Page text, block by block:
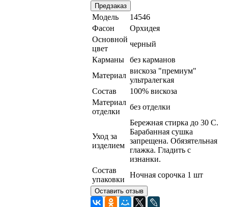
Предзаказ
Модель
14546
Фасон
Орхидея
Основной
цвет
черный
Карманы
без карманов
Материал
вискоза "премиум"
ультралегкая
Состав
100% вискоза
Материал
отделки
без отделки
Уход за
изделием
Бережная стирка до 30 C.
Барабанная сушка
запрещена. Обязятельная
глажка. Гладить с
изнанки.
Состав
упаковки
Ночная сорочка 1 шт
Оставить отзыв